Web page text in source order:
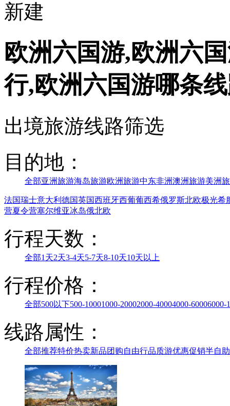
新建
欧洲六国游,欧洲六
行,欧洲六国游哪条
出境旅游线路筛选
目的地：
全部亚洲旅游海岛旅游欧洲旅游中东非洲澳洲旅游美洲
法国瑞士意大利 德国英国西班牙西葡葡西希俄罗斯北欧极光希
营夏令营塞尔维亚冰岛俄北欧
行程天数：
全部1天2天3-4天5-7天8-10天10天以上
行程价格：
全部500以下500-10001000-20002000-40004000-60006000-
线路属性：
全部推荐特价热卖新品团购自由行品质游优惠促销半自助